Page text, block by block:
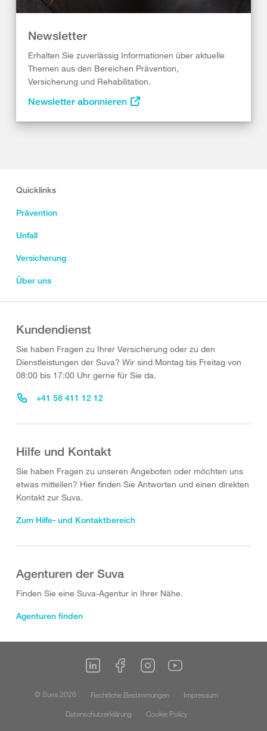
Newsletter
Erhalten Sie zuverlässig Informationen über aktuelle
Themen aus den Bereichen Prävention,
Versicherung und Rehabilitation.
Newsletter abonnieren
Quicklinks
Prävention
Unfall
Versicherung
Über uns
Kundendienst
Sie haben Fragen zu Ihrer Versicherung oder zu den
Dienstleistungen der Suva? Wir sind Montag bis Freitag von
08:00 bis 17:00 Uhr gerne für Sie da.
+41 58 411 12 12
Hilfe und Kontakt
Sie haben Fragen zu unseren Angeboten oder möchten uns
etwas mitteilen? Hier finden Sie Antworten und einen direkten
Kontakt zur Suva.
Zum Hilfe- und Kontaktbereich
Agenturen der Suva
Finden Sie eine Suva-Agentur in Ihrer Nähe.
Agenturen finden
© Suva 2026 Rechtliche Bestimmungen
Impressum
Datenschutzerklärung
Cookie Policy